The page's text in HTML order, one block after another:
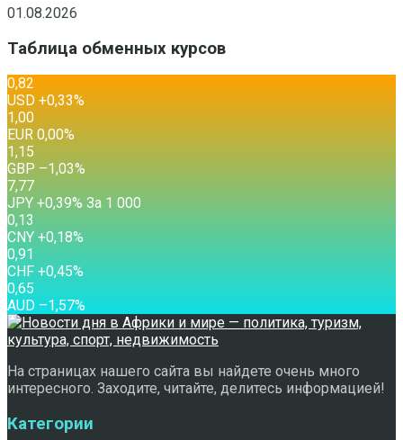
01.08.2026
Таблица обменных курсов
0,82
USD +0,33%
1,00
EUR 0,00%
1,15
GBP –1,03%
7,77
JPY +0,39% За 1 000
0,13
CNY +0,18%
0,91
CHF +0,45%
0,65
AUD –1,57%
На страницах нашего сайта вы найдете очень много
интересного. Заходите, читайте, делитесь информацией!
Категории